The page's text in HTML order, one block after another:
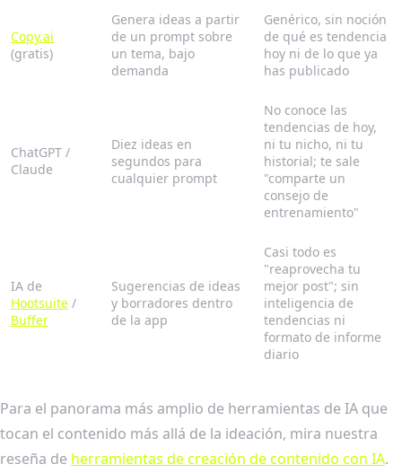
Copy.ai
(gratis)
Genera ideas a partir
de un prompt sobre
un tema, bajo
demanda
Genérico, sin noción
de qué es tendencia
hoy ni de lo que ya
has publicado
ChatGPT /
Claude
Diez ideas en
segundos para
cualquier prompt
No conoce las
tendencias de hoy,
ni tu nicho, ni tu
historial; te sale
"comparte un
consejo de
entrenamiento"
IA de
Hootsuite /
Buffer
Sugerencias de ideas
y borradores dentro
de la app
Casi todo es
"reaprovecha tu
mejor post"; sin
inteligencia de
tendencias ni
formato de informe
diario
Para el panorama más amplio de herramientas de IA que
tocan el contenido más allá de la ideación, mira nuestra
reseña de herramientas de creación de contenido con IA.